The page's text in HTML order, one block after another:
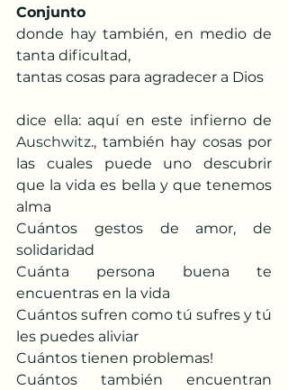
Conjunto
donde hay también, en medio de
tanta dificultad,
tantas cosas para agradecer a Dios
Auschwitz., también hay cosas por
las cuales puede uno descubrir
que la vida es bella y que tenemos
alma
Cuántos gestos de amor, de
solidaridad
Cuánta persona buena te
encuentras en la vida
Cuántos sufren como tú sufres y tú
les puedes aliviar
Cuántos tienen problemas!
Cuántos también encuentran